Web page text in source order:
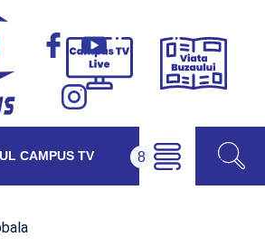
Campus
Viața
CAMPUS TV